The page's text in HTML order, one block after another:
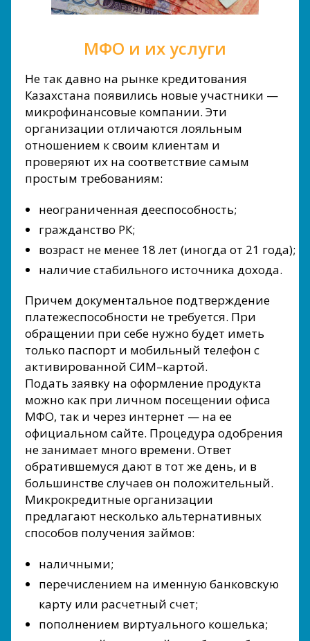
МФО и их услуги
Не так давно на рынке кредитования
Казахстана появились новые участники —
микрофинансовые компании. Эти
организации отличаются лояльным
отношением к своим клиентам и
проверяют их на соответствие самым
простым требованиям:
неограниченная дееспособность;
гражданство РК;
возраст не менее 18 лет (иногда от 21 года);
наличие стабильного источника дохода.
Причем документальное подтверждение
платежеспособности не требуется. При
обращении при себе нужно будет иметь
только паспорт и мобильный телефон с
активированной СИМ–картой.
Подать заявку на оформление продукта
можно как при личном посещении офиса
МФО, так и через интернет — на ее
официальном сайте. Процедура одобрения
не занимает много времени. Ответ
обратившемуся дают в тот же день, и в
большинстве случаев он положительный.
Микрокредитные организации
предлагают несколько альтернативных
способов получения займов:
наличными;
перечислением на именную банковскую
карту или расчетный счет;
пополнением виртуального кошелька;